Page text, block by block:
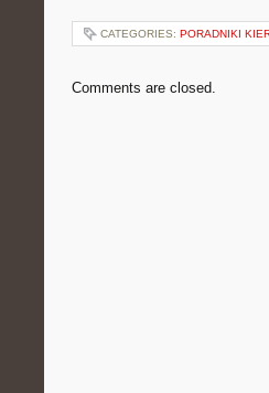
CATEGORIES: PORADNIKI
Comments are closed.